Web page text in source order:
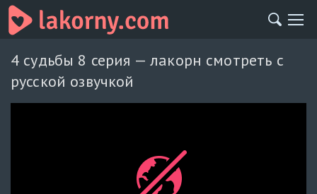
4 судьбы 8 серия — лакорн смотреть с
русской озвучкой